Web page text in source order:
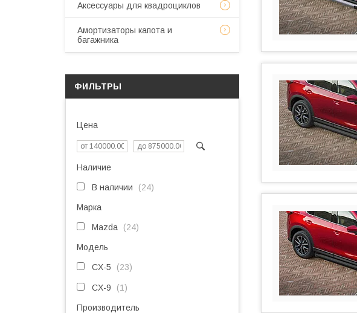
Аксессуары для квадроциклов
Амортизаторы капота и
багажника
ФИЛЬТРЫ
Цена
Наличие
В наличии 24
Марка
Mazda 24
Модель
CX-5 23
CX-9 1
Производитель